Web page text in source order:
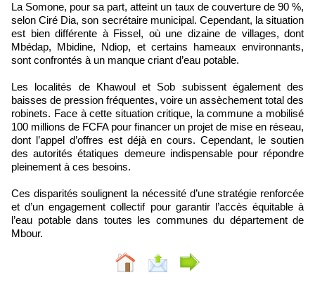
La Somone, pour sa part, atteint un taux de couverture de 90 %,
selon Ciré Dia, son secrétaire municipal. Cependant, la situation
est bien différente à Fissel, où une dizaine de villages, dont
Mbédap, Mbidine, Ndiop, et certains hameaux environnants,
sont confrontés à un manque criant d’eau potable.
Les localités de Khawoul et Sob subissent également des
baisses de pression fréquentes, voire un assèchement total des
robinets. Face à cette situation critique, la commune a mobilisé
100 millions de FCFA pour financer un projet de mise en réseau,
dont l’appel d’offres est déjà en cours. Cependant, le soutien
des autorités étatiques demeure indispensable pour répondre
pleinement à ces besoins.
Ces disparités soulignent la nécessité d’une stratégie renforcée
et d’un engagement collectif pour garantir l’accès équitable à
l’eau potable dans toutes les communes du département de
Mbour.